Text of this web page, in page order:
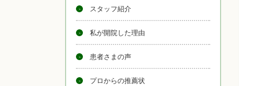
スタッフ紹介
私が開院した理由
患者さまの声
プロからの推薦状